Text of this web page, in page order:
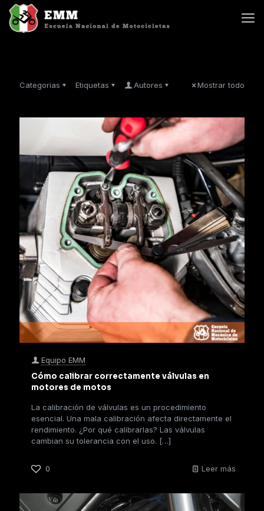
Categorias Etiquetas Autores Mostrar todo
Equipo EMM
Cómo calibrar correctamente válvulas en
motores de motos
La calibración de válvulas es un procedimiento
esencial. Una mala calibración afecta directamente el
rendimiento. ¿Por qué calibrarlas? Las válvulas
cambian su tolerancia con el uso. […]
0 Leer más